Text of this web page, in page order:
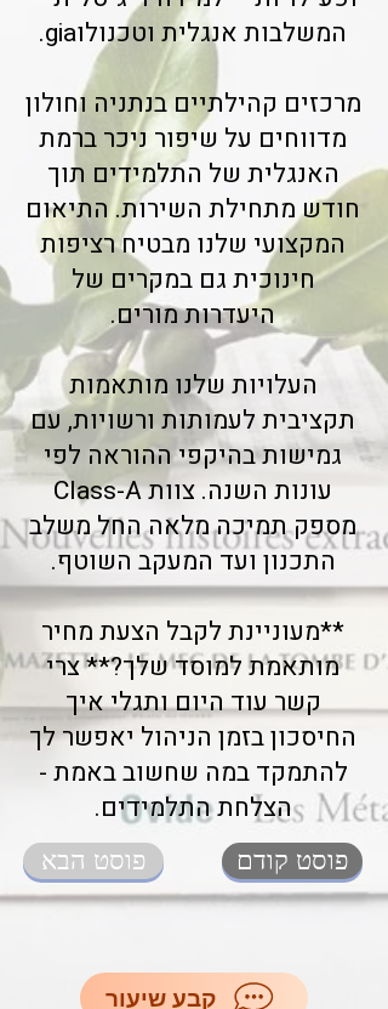
המשלבות אנגלית וטכנולוgia.
מרכזים קהילתיים בנתניה וחולון
מדווחים על שיפור ניכר ברמת
האנגלית של התלמידים תוך
חודש מתחילת השירות. התיאום
המקצועי שלנו מבטיח רציפות
חינוכית גם במקרים של
היעדרות מורים.
העלויות שלנו מותאמות
תקציבית לעמותות ורשויות, עם
גמישות בהיקפי ההוראה לפי
עונות השנה. צוות Class-A
מספק תמיכה מלאה החל משלב
התכנון ועד המעקב השוטף.
**מעוניינת לקבל הצעת מחיר
מותאמת למוסד שלך?** צרי
קשר עוד היום ותגלי איך
החיסכון בזמן הניהול יאפשר לך
להתמקד במה שחשוב באמת -
הצלחת התלמידים.
פוסט הבא פוסט קודם
קבע שיעור